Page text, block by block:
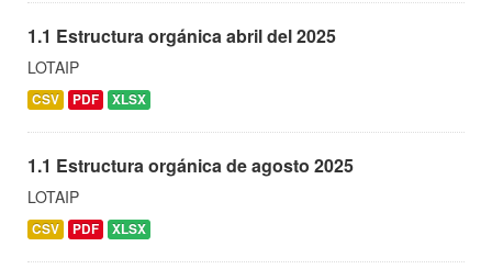
1.1 Estructura orgánica abril del 2025
LOTAIP
CSV PDF XLSX
1.1 Estructura orgánica de agosto 2025
LOTAIP
CSV PDF XLSX